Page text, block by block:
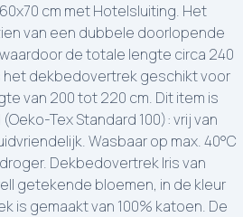
cm met Hotelsluiting. Het
van een dubbele doorlopende
de totale lengte circa 240
het dekbedovertrek geschikt voor
van 200 tot 220 cm. Dit item is
Tex Standard 100): vrij van
Wasbaar op max. 40°C
Dekbedovertrek Iris van
getekende bloemen, in de kleur
is gemaakt van 100% katoen. De